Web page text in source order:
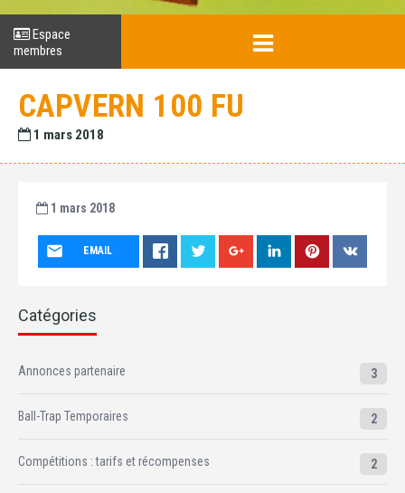
Espace
membres
CAPVERN 100 FU
1 mars 2018
1 mars 2018
EMAIL
Catégories
Annonces partenaire 3
Ball-Trap Temporaires 2
Compétitions : tarifs et récompenses 2